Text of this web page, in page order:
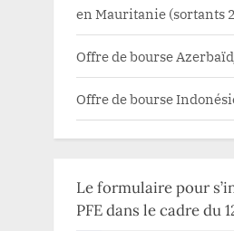
en Mauritanie (sortants
Offre de bourse
Offre de bourse
Le formulaire pour
PFE dans le cadre du